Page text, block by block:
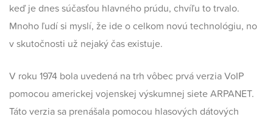
keď je dnes súčasťou hlavného prúdu, chvíľu to trvalo.
Mnoho ľudí si myslí, že ide o celkom novú technológiu, no
v skutočnosti už nejaký čas existuje.
V roku 1974 bola uvedená na trh vôbec prvá verzia VoIP
pomocou americkej vojenskej výskumnej siete ARPANET.
Táto verzia sa prenášala pomocou hlasových dátových